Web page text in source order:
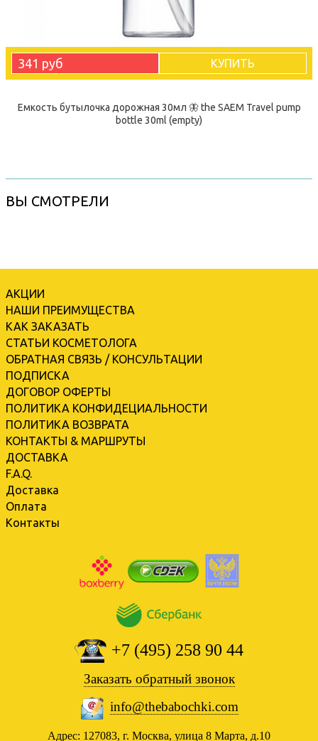
341 руб КУПИТЬ
Емкость бутылочка дорожная 30мл 🦋 the SAEM Travel pump
bottle 30ml (empty)
ВЫ СМОТРЕЛИ
АКЦИИ
НАШИ ПРЕИМУЩЕСТВА
КАК ЗАКАЗАТЬ
СТАТЬИ КОСМЕТОЛОГА
ОБРАТНАЯ СВЯЗЬ / КОНСУЛЬТАЦИИ
ПОДПИСКА
ДОГОВОР ОФЕРТЫ
ПОЛИТИКА КОНФИДЕЦИАЛЬНОСТИ
ПОЛИТИКА ВОЗВРАТА
КОНТАКТЫ & МАРШРУТЫ
ДОСТАВКА
F.A.Q.
Доставка
Оплата
Контакты
+7 (495) 258 90 44
Заказать обратный звонок
info@thebabochki.com
Адрес: 127083, г. Москва, улица 8 Марта, д.10